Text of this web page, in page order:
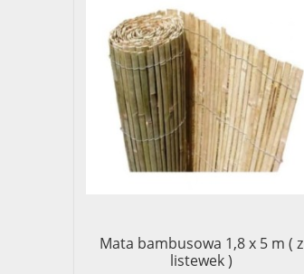
Mata bambusowa 1,8 x 5 m ( z
listewek )